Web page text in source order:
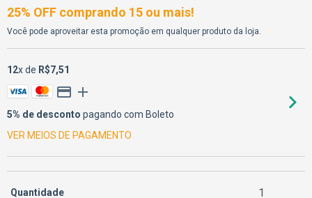
25% OFF comprando 15 ou mais!
Você pode aproveitar esta promoção em qualquer produto da loja.
12x de R$7,51
5% de desconto pagando com Boleto
VER MEIOS DE PAGAMENTO
Quantidade